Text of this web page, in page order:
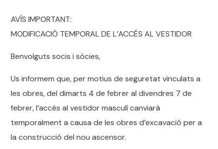
AVÍS IMPORTANT:
MODIFICACIÓ TEMPORAL DE L’ACCÉS AL VESTIDOR
Benvolguts socis i sòcies,
Us informem que, per motius de seguretat vinculats a
les obres, del dimarts 4 de febrer al divendres 7 de
febrer, l’accés al vestidor masculí canviarà
temporalment a causa de les obres d’excavació per a
la construcció del nou ascensor.